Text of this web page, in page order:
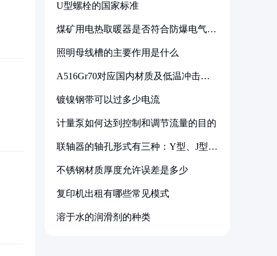
U型螺栓的国家标准
煤矿用电热取暖器是否符合防爆电气设
照明母线槽的主要作用是什么
A516Gr70对应国内材质及低温冲击要
镀镍钢带可以过多少电流
计量泵如何达到控制和调节流量的目的
联轴器的轴孔形式有三种：Y型、J型、
不锈钢材质厚度允许误差是多少
复印机出租有哪些常见模式
溶于水的润滑剂的种类